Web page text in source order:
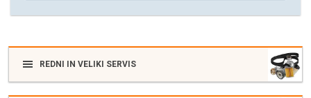
REDNI IN VELIKI SERVIS